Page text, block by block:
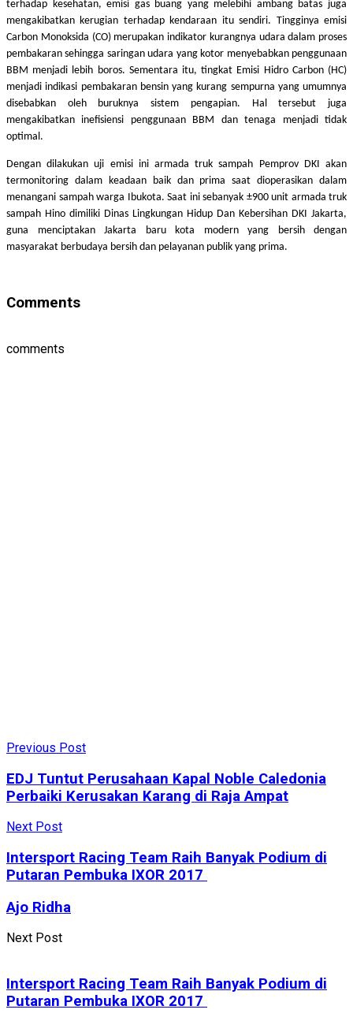
terhadap kesehatan, emisi gas buang yang melebihi ambang batas juga
mengakibatkan kerugian terhadap kendaraan itu sendiri. Tingginya emisi
Carbon Monoksida (CO) merupakan indikator kurangnya udara dalam proses
pembakaran sehingga saringan udara yang kotor menyebabkan penggunaan
BBM menjadi lebih boros. Sementara itu, tingkat Emisi Hidro Carbon (HC)
menjadi indikasi pembakaran bensin yang kurang sempurna yang umumnya
disebabkan oleh buruknya sistem pengapian. Hal tersebut juga
mengakibatkan inefisiensi penggunaan BBM dan tenaga menjadi tidak
optimal.
Dengan dilakukan uji emisi ini armada truk sampah Pemprov DKI akan
termonitoring dalam keadaan baik dan prima saat dioperasikan dalam
menangani sampah warga Ibukota. Saat ini sebanyak ±900 unit armada truk
sampah Hino dimiliki Dinas Lingkungan Hidup Dan Kebersihan DKI Jakarta,
guna menciptakan Jakarta baru kota modern yang bersih dengan
masyarakat berbudaya bersih dan pelayanan publik yang prima.
Comments
comments
Previous Post
EDJ Tuntut Perusahaan Kapal Noble Caledonia
Perbaiki Kerusakan Karang di Raja Ampat
Next Post
Intersport Racing Team Raih Banyak Podium di
Putaran Pembuka IXOR 2017
Ajo Ridha
Next Post
Intersport Racing Team Raih Banyak Podium di
Putaran Pembuka IXOR 2017